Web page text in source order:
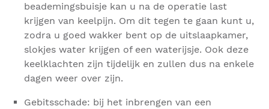
beademingsbuisje kan u na de operatie last
krijgen van keelpijn. Om dit tegen te gaan kunt u,
zodra u goed wakker bent op de uitslaapkamer,
slokjes water krijgen of een waterijsje. Ook deze
keelklachten zijn tijdelijk en zullen dus na enkele
dagen weer over zijn.
Gebitsschade: bij het inbrengen van een